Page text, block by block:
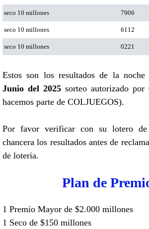
seco 10 millones 7906
seco 10 millones 6112
seco 10 millones 0221
Estos son los resultados de la noche
Junio del 2025 sorteo autorizado
hacemos parte de COLJUEGOS).
Por favor verificar con su lotero de
chancera los resultados antes de
de loteria.
Plan de
1 Premio Mayor de $2.000 millones
1 Seco de $150 millones